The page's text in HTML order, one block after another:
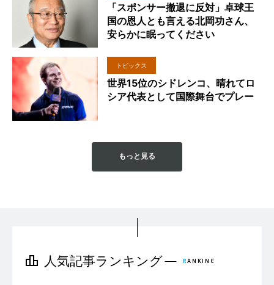
「スポンサー撤退に反対」卓球王
国の恩人とも言える北岡功さん、
安らかに眠ってください
トピックス
世界15位のシドレンコ、晴れてロ
シア代表として国際舞台でプレー
もっと見る